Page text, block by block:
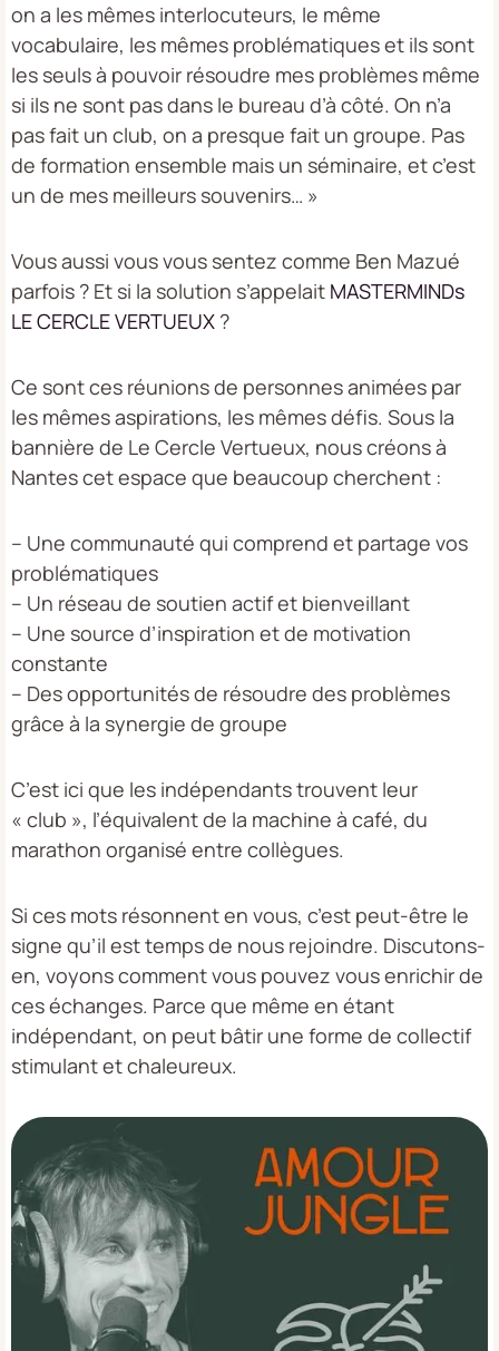
on a les mêmes interlocuteurs, le même
vocabulaire, les mêmes problématiques et ils sont
les seuls à pouvoir résoudre mes problèmes même
si ils ne sont pas dans le bureau d’à côté. On n’a
pas fait un club, on a presque fait un groupe. Pas
de formation ensemble mais un séminaire, et c’est
un de mes meilleurs souvenirs… »
Vous aussi vous vous sentez comme Ben Mazué
parfois ? Et si la solution s’appelait MASTERMINDs
LE CERCLE VERTUEUX ?
Ce sont ces réunions de personnes animées par
les mêmes aspirations, les mêmes défis. Sous la
bannière de Le Cercle Vertueux, nous créons à
Nantes cet espace que beaucoup cherchent :
– Une communauté qui comprend et partage vos
problématiques
– Un réseau de soutien actif et bienveillant
– Une source d’inspiration et de motivation
constante
– Des opportunités de résoudre des problèmes
grâce à la synergie de groupe
C’est ici que les indépendants trouvent leur
« club », l’équivalent de la machine à café, du
marathon organisé entre collègues.
Si ces mots résonnent en vous, c’est peut-être le
signe qu’il est temps de nous rejoindre. Discutons-
en, voyons comment vous pouvez vous enrichir de
ces échanges. Parce que même en étant
indépendant, on peut bâtir une forme de collectif
stimulant et chaleureux.